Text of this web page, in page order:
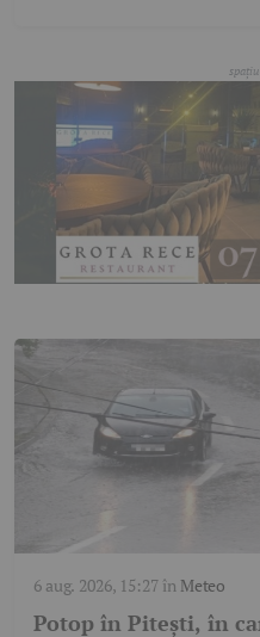
6 aug. 2026, 15:27în Meteo
Potop în Pitești, în